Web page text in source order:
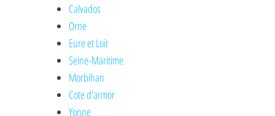
Calvados
Orne
Eure et Loir
Seine-Maritime
Morbihan
Cote d'armor
Yonne